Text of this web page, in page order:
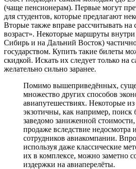
(чаще пенсионерам). Первые могут
для студентов, которые предлагают
Вторые также вправе рассчитывать на
возраст». Некоторые маршруты
Сибирь и на Дальний Восток)
государством. Купить такие билеты
скидкой. Искать их следует только на
желательно сильно заранее.
Помимо вышеприведённых, существует и
множество других способов
авиапутешествиях. Некоторые
экзотичны, как например, поиск
заведомо заниженной
продаже вследствие недосмотра
сотрудников авиакомпании.
используя даже классические
их в комплексе, можно заметно
издержки на авиаперелёты.